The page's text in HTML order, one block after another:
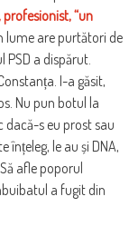
profesionist, “un
lume are purtători de
PSD a dispărut.
I-a găsit,
Nu pun botul la
dacă-s eu prost sau
înțeleg, le au și DNA,
afle poporul
a fugit din